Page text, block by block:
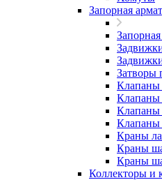
Запорная
Затворы
Клапаны
Клапаны
Клапаны
Клапаны
Краны
Краны
Краны
Коллекторы и